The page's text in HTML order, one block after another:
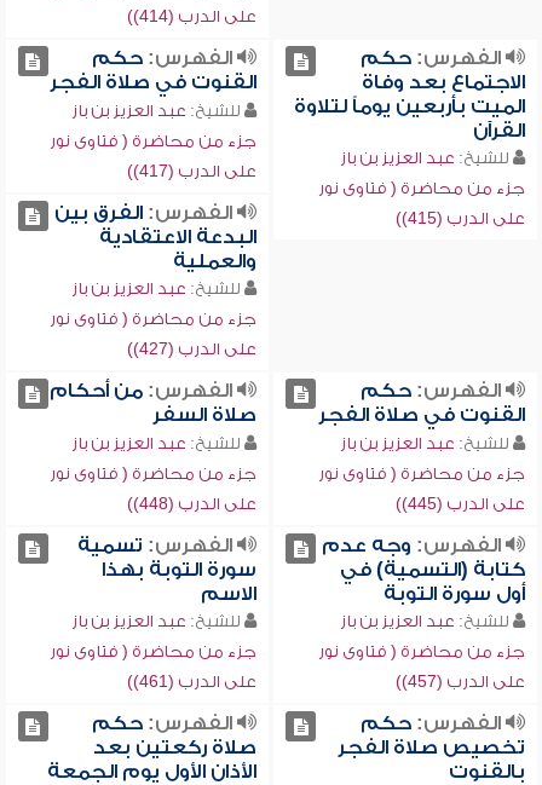
على الدرب (414))
الفهرس:حكم
الاجتماع بعد وفاة
الميت بأربعين يوماً لتلاوة
القرآن
للشيخ: عبد العزيز بن باز
جزء من محاضرة ( فتاوى نور
على الدرب (415))
الفهرس:حكم
القنوت في صلاة الفجر
للشيخ: عبد العزيز بن باز
جزء من محاضرة ( فتاوى نور
على الدرب (417))
الفهرس:الفرق بين
البدعة الاعتقادية
والعملية
للشيخ: عبد العزيز بن باز
جزء من محاضرة ( فتاوى نور
على الدرب (427))
الفهرس:حكم
القنوت في صلاة الفجر
للشيخ: عبد العزيز بن باز
جزء من محاضرة ( فتاوى نور
على الدرب (445))
الفهرس:من أحكام
صلاة السفر
للشيخ: عبد العزيز بن باز
جزء من محاضرة ( فتاوى نور
على الدرب (448))
الفهرس: وجه عدم
كتابة (التسمية) في
أول سورة التوبة
للشيخ: عبد العزيز بن باز
جزء من محاضرة ( فتاوى نور
على الدرب (457))
الفهرس: تسمية
سورة التوبة بهذا
الاسم
للشيخ: عبد العزيز بن باز
جزء من محاضرة ( فتاوى نور
على الدرب (461))
الفهرس:حكم
تخصيص صلاة الفجر
بالقنوت
الفهرس:حكم
صلاة ركعتين بعد
الأذان الأول يوم الجمعة